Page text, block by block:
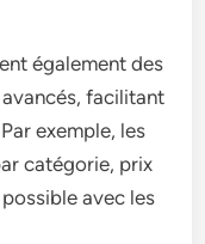
également des
facilitant
exemple, les
catégorie, prix
avec les